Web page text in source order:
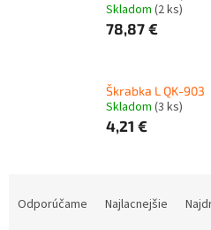
Skladom (2 ks)
78,87 €
Škrabka L QK-903
Skladom (3 ks)
4,21 €
Odporúčame Najlacnejšie